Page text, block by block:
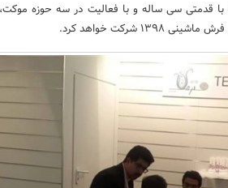
قدمتی سی ساله و با فعالیت در سه حوزه‌ موکت،